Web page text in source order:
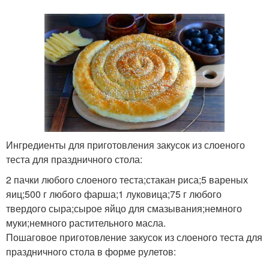
Ингредиенты для приготовления закусок из слоеного
теста для праздничного стола:
2 пачки любого слоеного теста;стакан риса;5 вареных
яиц;500 г любого фарша;1 луковица;75 г любого
твердого сыра;сырое яйцо для смазывания;немного
муки;немного растительного масла.
Пошаговое приготовление закусок из слоеного теста для
праздничного стола в форме рулетов: